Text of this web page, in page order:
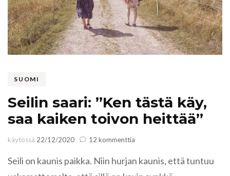
SUOMI
Seilin saari: ”Ken tästä käy,
saa kaiken toivon heittää”
käytössä 22/12/2020 12 kommenttia
saari:
Seili on kaunis paikka. Niin hurjan kaunis, että tuntuu